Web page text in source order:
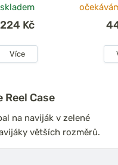
skladem
224 Kč
Více
Reel Case
na naviják v zelené
větších rozměrů.